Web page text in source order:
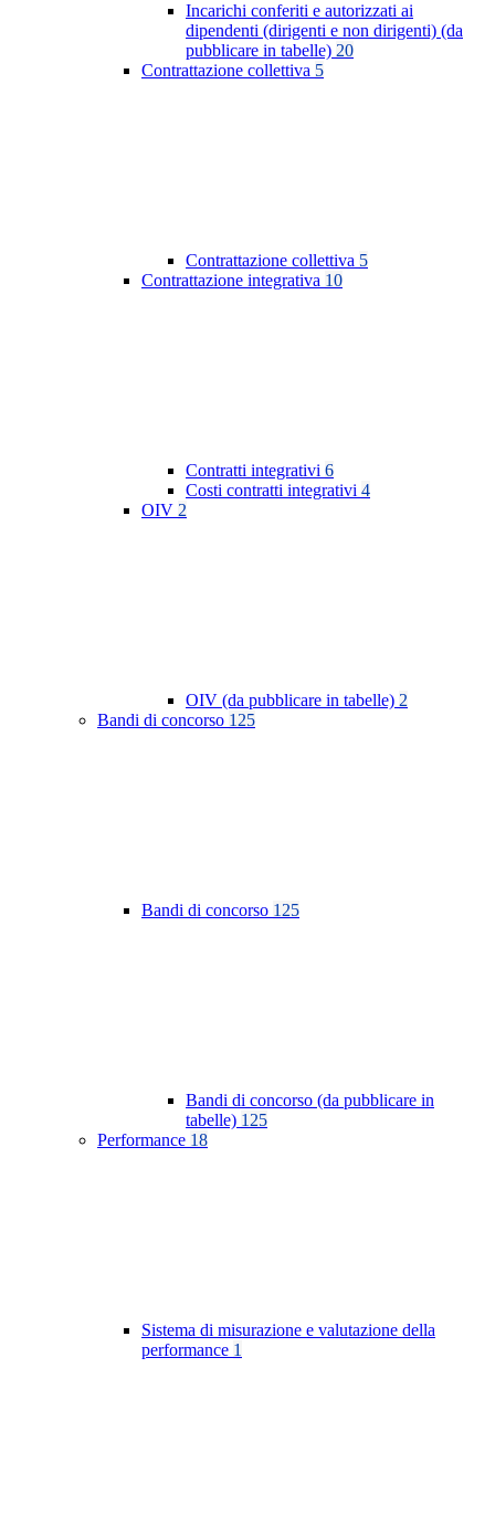
Incarichi conferiti e autorizzati ai
dipendenti (dirigenti e non dirigenti) (da
pubblicare in tabelle) 20
Contrattazione collettiva 5
Contrattazione collettiva 5
Contrattazione integrativa 10
Contratti integrativi 6
Costi contratti integrativi 4
OIV 2
OIV (da pubblicare in tabelle) 2
Bandi di concorso 125
Bandi di concorso 125
Bandi di concorso (da pubblicare in
tabelle) 125
Performance 18
Sistema di misurazione e valutazione della
performance 1